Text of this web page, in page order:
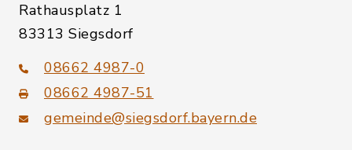
Rathausplatz 1
83313 Siegsdorf
08662 4987-0
08662 4987-51
gemeinde@siegsdorf.bayern.de